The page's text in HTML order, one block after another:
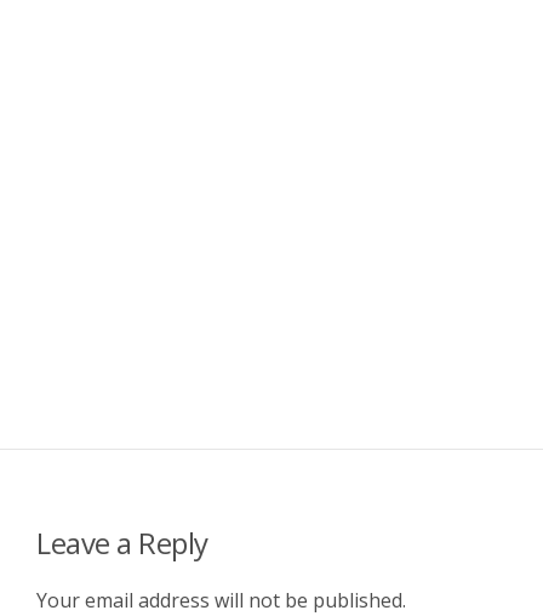
Leave a Reply
Your email address will not be published.